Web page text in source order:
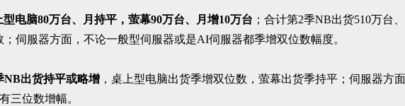
电脑80万台、月持平，萤幕90万台、月增10万台 ；合计第2季NB出货510万台
伺服器方面，不论一般型伺服器或是AI伺服器都季增双位数幅度。
NB出货持平或略增 ，桌上型电脑出货季增双位数，萤幕出货季持平；伺服器方
三位数增幅。